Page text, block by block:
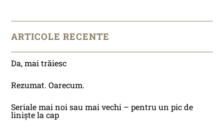
ARTICOLE RECENTE
Da, mai trăiesc
Rezumat. Oarecum.
Seriale mai noi sau mai vechi – pentru un pic de
liniște la cap